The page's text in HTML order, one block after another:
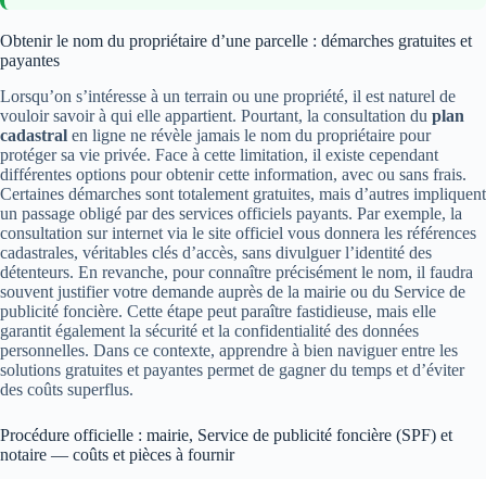
Obtenir le nom du propriétaire d’une parcelle : démarches gratuites et
payantes
Lorsqu’on s’intéresse à un terrain ou une propriété, il est naturel de
vouloir savoir à qui elle appartient. Pourtant, la consultation du plan
cadastral en ligne ne révèle jamais le nom du propriétaire pour
protéger sa vie privée. Face à cette limitation, il existe cependant
différentes options pour obtenir cette information, avec ou sans frais.
Certaines démarches sont totalement gratuites, mais d’autres impliquent
un passage obligé par des services officiels payants. Par exemple, la
consultation sur internet via le site officiel vous donnera les références
cadastrales, véritables clés d’accès, sans divulguer l’identité des
détenteurs. En revanche, pour connaître précisément le nom, il faudra
souvent justifier votre demande auprès de la mairie ou du Service de
publicité foncière. Cette étape peut paraître fastidieuse, mais elle
garantit également la sécurité et la confidentialité des données
personnelles. Dans ce contexte, apprendre à bien naviguer entre les
solutions gratuites et payantes permet de gagner du temps et d’éviter
des coûts superflus.
Procédure officielle : mairie, Service de publicité foncière (SPF) et
notaire — coûts et pièces à fournir